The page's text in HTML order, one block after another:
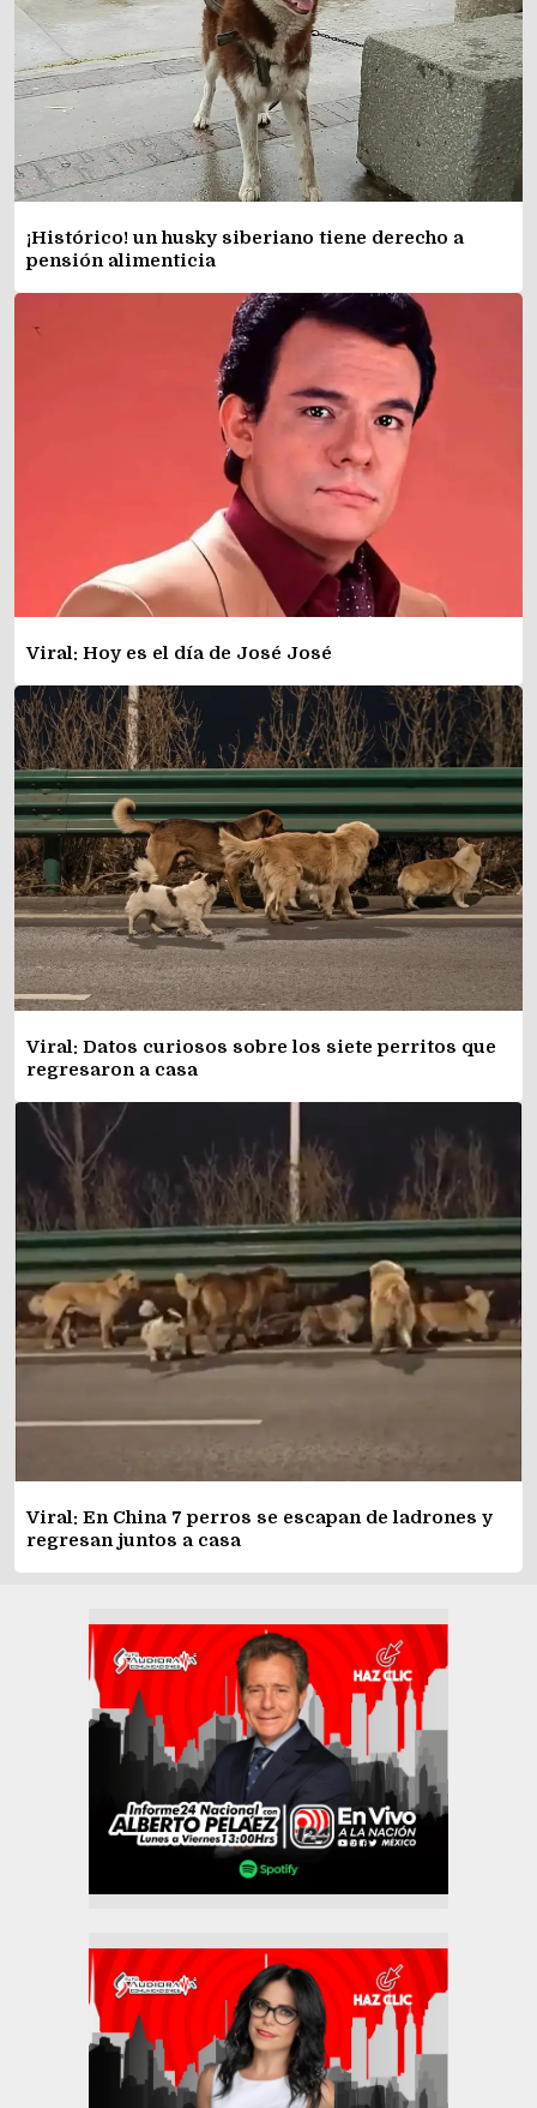
¡Histórico! un husky siberiano tiene derecho a
pensión alimenticia
Viral: Hoy es el día de José José
Viral: Datos curiosos sobre los siete perritos que
regresaron a casa
Viral: En China 7 perros se escapan de ladrones y
regresan juntos a casa